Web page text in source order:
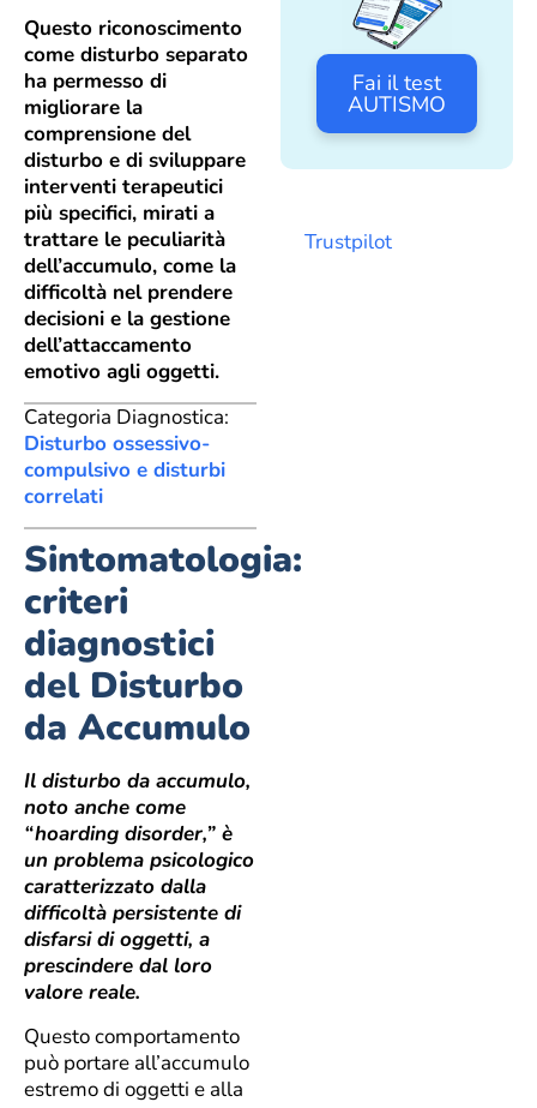
Questo riconoscimento
come disturbo separato
ha permesso di
migliorare la
comprensione del
disturbo e di sviluppare
interventi terapeutici
più specifici, mirati a
trattare le peculiarità
dell’accumulo, come la
difficoltà nel prendere
decisioni e la gestione
dell’attaccamento
emotivo agli oggetti.
Categoria Diagnostica:
Disturbo ossessivo-
compulsivo e disturbi
correlati
Sintomatologia:
criteri
diagnostici
del Disturbo
da Accumulo
Il disturbo da accumulo,
noto anche come
“hoarding disorder,” è
un problema psicologico
caratterizzato dalla
difficoltà persistente di
disfarsi di oggetti, a
prescindere dal loro
valore reale.
Questo comportamento
può portare all’accumulo
estremo di oggetti e alla
Fai il test
AUTISMO
Trustpilot